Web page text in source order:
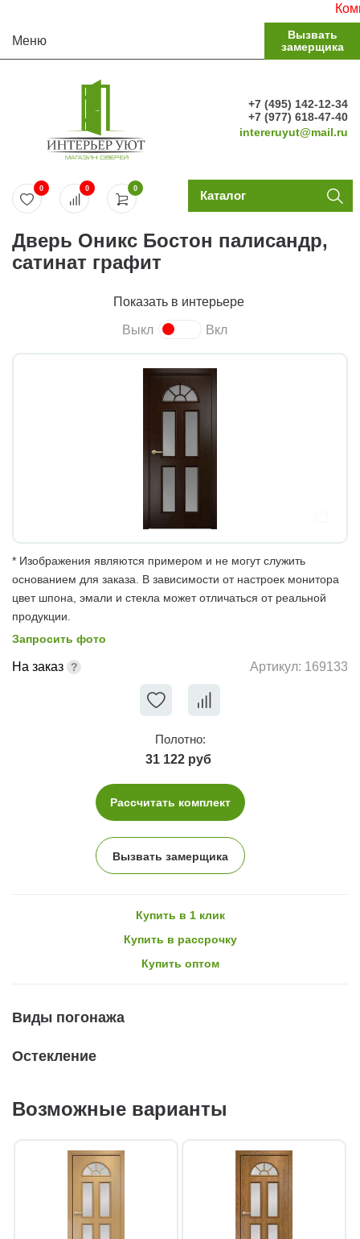
Меню
Вызвать
замерщика
+7 (495) 142-12-34
+7 (977) 618-47-40
intereruyut@mail.ru
0
0 0 Каталог
Дверь Оникс Бостон палисандр,
сатинат графит
Показать в интерьере
Выкл Вкл
* Изображения являются примером и не могут служить
основанием для заказа. В зависимости от настроек монитора
цвет шпона, эмали и стекла может отличаться от реальной
продукции.
Запросить фото
На заказ Артикул: 169133
Полотно:
31 122 руб
Рассчитать комплект
Вызвать замерщика
Купить в 1 клик
Купить в рассрочку
Купить оптом
Виды погонажа
Остекление
Возможные варианты